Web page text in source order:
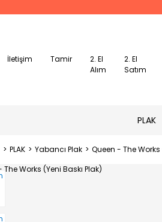
İletişim Tamir
2. El
Alım
2. El
Satım
PLAK
PLAK Yabancı Plak Queen - The Works